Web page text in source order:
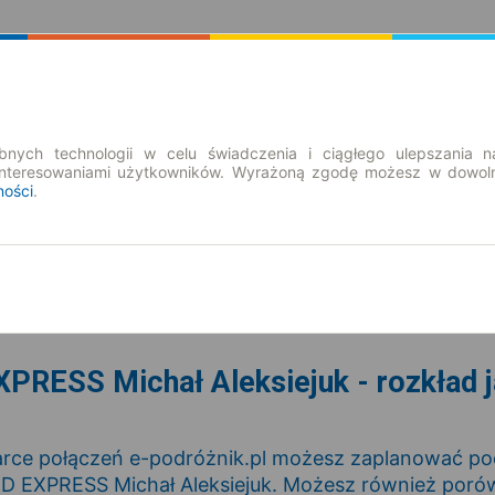
Michał Aleksiejuk -
połączeń e-podróżnik.pl możesz zaplanować
EXPRESS Michał Aleksiejuk. Możesz również
technologii w celu świadczenia i ciągłego ulepszania
użytkowników. Wyrażoną zgodę możesz w
.